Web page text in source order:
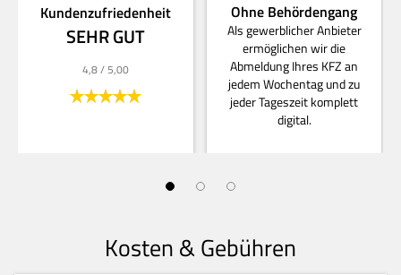
Kundenzufriedenheit
SEHR GUT
4,8/ 5,00
Ohne Behördengang
Als gewerblicher Anbieter
ermöglichen wir die
Abmeldung Ihres KFZ an
jedem Wochentag und zu
jeder Tageszeit komplett
digital.
Kosten & Gebühren